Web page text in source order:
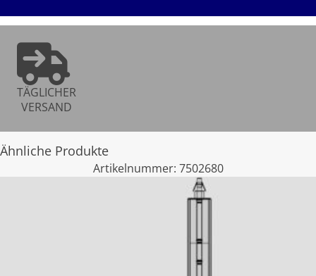
TÄGLICHER
VERSAND
Ähnliche Produkte
Artikelnummer: 7502680